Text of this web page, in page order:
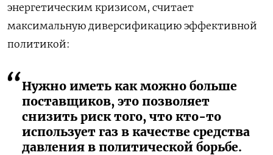
энергетическим кризисом, считает
максимальную диверсификацию эффективной
политикой:
Нужно иметь как можно больше
поставщиков, это позволяет
снизить риск того, что кто-то
использует газ в качестве средства
давления в политической борьбе.